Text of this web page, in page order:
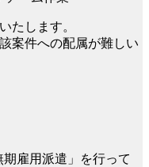
たします。
案件への配属が難しい
雇用派遣」を行って